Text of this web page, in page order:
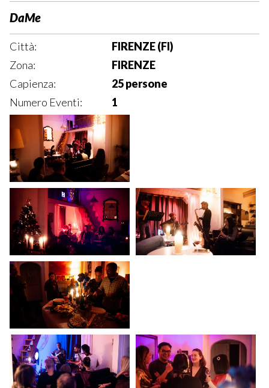
DaMe
Città:
FIRENZE (FI)
Zona:
FIRENZE
Capienza:
25 persone
Numero Eventi:
1